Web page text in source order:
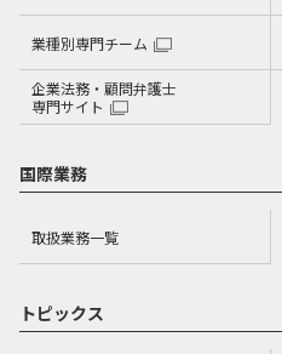
業種別専門チーム
企業法務・顧問弁護士
専門サイト
国際業務
取扱業務一覧
トピックス